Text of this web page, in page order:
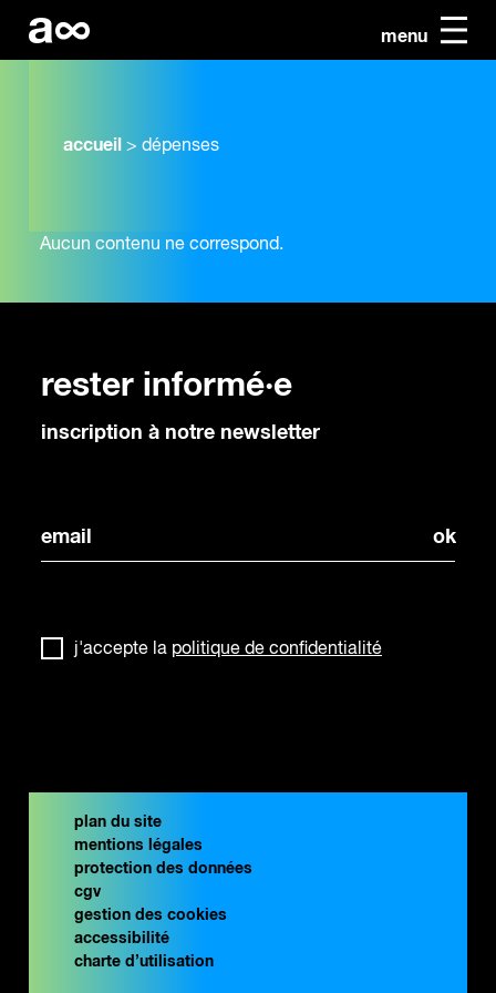
menu
accueil > dépenses
Aucun contenu ne correspond.
rester informé·e
inscription à notre newsletter
j'accepte la politique de confidentialité
plan du site
mentions légales
protection des données
cgv
gestion des cookies
accessibilité
charte d’utilisation